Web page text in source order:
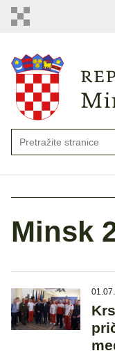
Minsk